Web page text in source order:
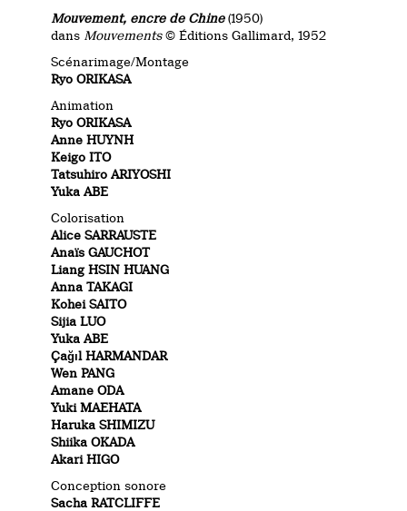
Mouvement, encre de Chine(1950)
dans Mouvements© Éditions Gallimard, 1952
Scénarimage/Montage
Ryo ORIKASA
Animation
Ryo ORIKASA
Anne HUYNH
Keigo ITO
Tatsuhiro ARIYOSHI
Yuka ABE
Colorisation
Alice SARRAUSTE
Anaïs GAUCHOT
Liang HSIN HUANG
Anna TAKAGI
Kohei SAITO
Sijia LUO
Yuka ABE
Çağıl HARMANDAR
Wen PANG
Amane ODA
Yuki MAEHATA
Haruka SHIMIZU
Shiika OKADA
Akari HIGO
Conception sonore
Sacha RATCLIFFE